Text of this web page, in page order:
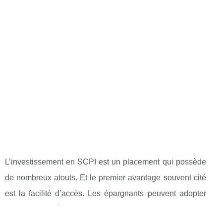
L’investissement en SCPI est un placement qui possède
de nombreux atouts. Et le premier avantage souvent cité
est la facilité d’accès. Les épargnants peuvent adopter